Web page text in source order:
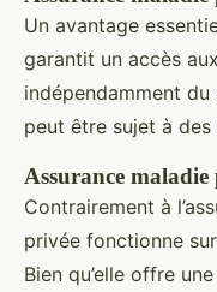
Un avantage
garantit un accès
indépendamment
peut être sujet à
Assurance maladie
Contrairement à
privée fonctionne
Bien qu’elle offre une